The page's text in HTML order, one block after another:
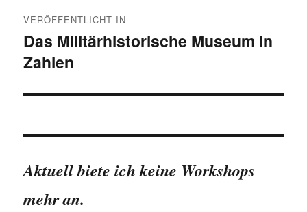
VERÖFFENTLICHT IN
Das Militärhistorische Museum in
Zahlen
Aktuell biete ich keine Workshops
mehr an.